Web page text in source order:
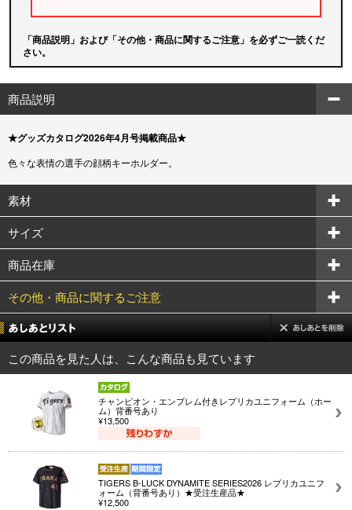
「商品説明」および「その他・商品に関するご注意」を必ずご一読くだ
さい。
商品説明
★グッズカタログ2026年4月号掲載商品★
色々な表情の選手の顔柄キーホルダー。
素材
サイズ
商品在庫
その他・商品に関するご注意
この商品を見た人は、こんな商品も見ています
チャンピオン・エンブレム付きレプリカユニフォーム（ホー
ム）背番号あり
¥13,500
TIGERS B-LUCK DYNAMITE SERIES2026 レプリカユニフ
ォーム（背番号あり）★受注生産品★
¥12,500